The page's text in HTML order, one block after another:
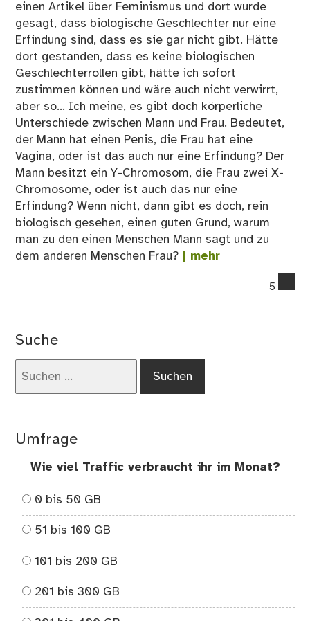
einen Artikel über Feminismus und dort wurde
gesagt, dass biologische Geschlechter nur eine
Erfindung sind, dass es sie gar nicht gibt. Hätte
dort gestanden, dass es keine biologischen
Geschlechterrollen gibt, hätte ich sofort
zustimmen können und wäre auch nicht verwirrt,
aber so... Ich meine, es gibt doch körperliche
Unterschiede zwischen Mann und Frau. Bedeutet,
der Mann hat einen Penis, die Frau hat eine
Vagina, oder ist das auch nur eine Erfindung? Der
Mann besitzt ein Y-Chromosom, die Frau zwei X-
Chromosome, oder ist auch das nur eine
Erfindung? Wenn nicht, dann gibt es doch, rein
biologisch gesehen, einen guten Grund, warum
man zu den einen Menschen Mann sagt und zu
dem anderen Menschen Frau? | mehr
5
Suche
Umfrage
Wie viel Traffic verbraucht ihr im Monat?
0 bis 50 GB
51 bis 100 GB
101 bis 200 GB
201 bis 300 GB